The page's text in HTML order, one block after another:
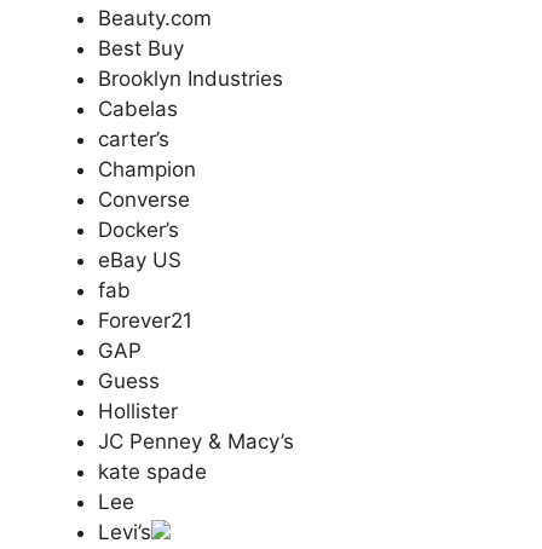
Beauty.com
Best Buy
Brooklyn Industries
Cabelas
carter’s
Champion
Converse
Docker’s
eBay US
fab
Forever21
GAP
Guess
Hollister
JC Penney & Macy’s
kate spade
Lee
Levi’s